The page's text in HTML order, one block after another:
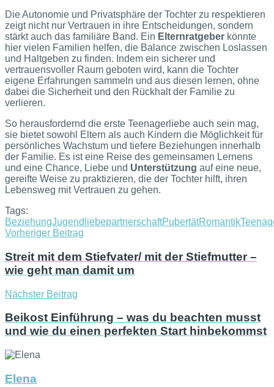
Die Autonomie und Privatsphäre der Tochter zu respektieren
zeigt nicht nur Vertrauen in ihre Entscheidungen, sondern
stärkt auch das familiäre Band. Ein Elternratgeber könnte
hier vielen Familien helfen, die Balance zwischen Loslassen
und Haltgeben zu finden. Indem ein sicherer und
vertrauensvoller Raum geboten wird, kann die Tochter
eigene Erfahrungen sammeln und aus diesen lernen, ohne
dabei die Sicherheit und den Rückhalt der Familie zu
verlieren.
So herausfordernd die erste Teenagerliebe auch sein mag,
sie bietet sowohl Eltern als auch Kindern die Möglichkeit für
persönliches Wachstum und tiefere Beziehungen innerhalb
der Familie. Es ist eine Reise des gemeinsamen Lernens
und eine Chance, Liebe und Unterstützung auf eine neue,
gereifte Weise zu praktizieren, die der Tochter hilft, ihren
Lebensweg mit Vertrauen zu gehen.
Tags:
BeziehungJugendliebepartnerschaftPubertätRomantik
Vorheriger Beitrag
Streit mit dem Stiefvater/ mit der Stiefmutter –
wie geht man damit um
Nächster Beitrag
Beikost Einführung – was du beachten musst
und wie du einen perfekten Start hinbekommst
Elena